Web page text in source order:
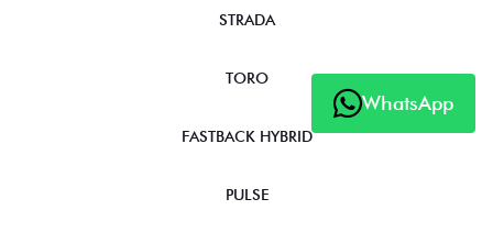
WhatsApp
STRADA
TORO
FASTBACK HYBRID
PULSE